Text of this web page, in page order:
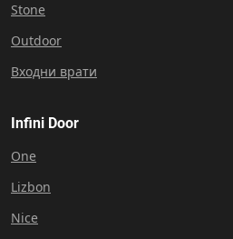
Stone
Outdoor
Входни врати
Infini Door
One
Lizbon
Nice